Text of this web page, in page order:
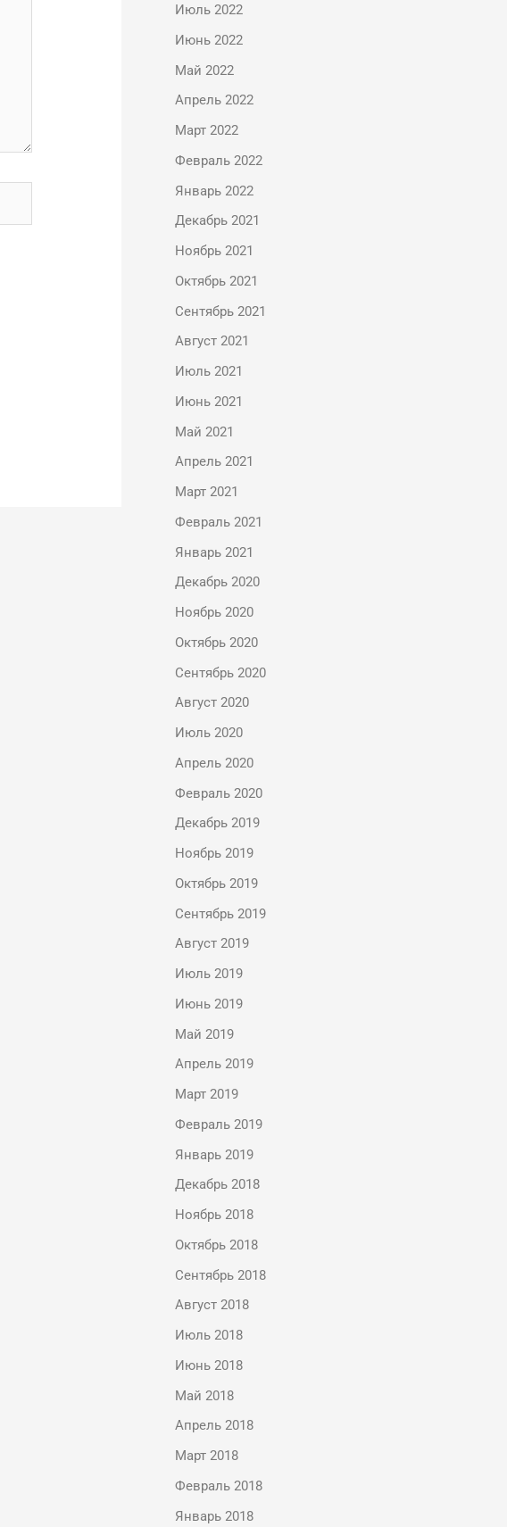
Июль 2022
Июнь 2022
Май 2022
Апрель 2022
Март 2022
Февраль 2022
Январь 2022
Декабрь 2021
Ноябрь 2021
Октябрь 2021
Сентябрь 2021
Август 2021
Июль 2021
Июнь 2021
Май 2021
Апрель 2021
Март 2021
Февраль 2021
Январь 2021
Декабрь 2020
Ноябрь 2020
Октябрь 2020
Сентябрь 2020
Август 2020
Июль 2020
Апрель 2020
Февраль 2020
Декабрь 2019
Ноябрь 2019
Октябрь 2019
Сентябрь 2019
Август 2019
Июль 2019
Июнь 2019
Май 2019
Апрель 2019
Март 2019
Февраль 2019
Январь 2019
Декабрь 2018
Ноябрь 2018
Октябрь 2018
Сентябрь 2018
Август 2018
Июль 2018
Июнь 2018
Май 2018
Апрель 2018
Март 2018
Февраль 2018
Январь 2018